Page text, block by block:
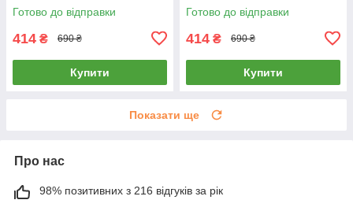
Готово до відправки
414 ₴ 690 ₴
Купити
Готово до відправки
414 ₴ 690 ₴
Купити
Показати ще
Про нас
98% позитивних з 216 відгуків за рік